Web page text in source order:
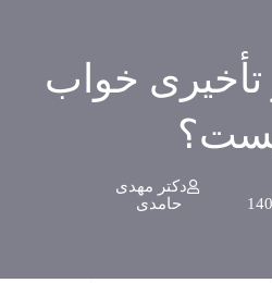
تأخیری خواب
دکتر مهدی
حامدی